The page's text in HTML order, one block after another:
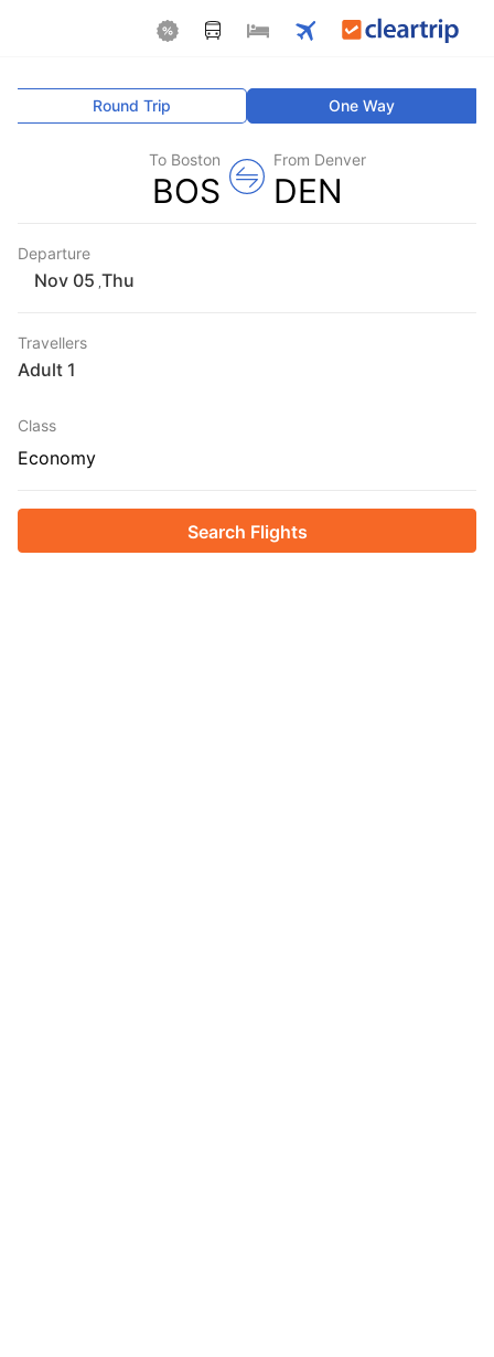
One Way
Round Trip
From Denver
DEN
To Boston
BOS
Departure
Thu
Travellers
1 Adult
Class
Economy